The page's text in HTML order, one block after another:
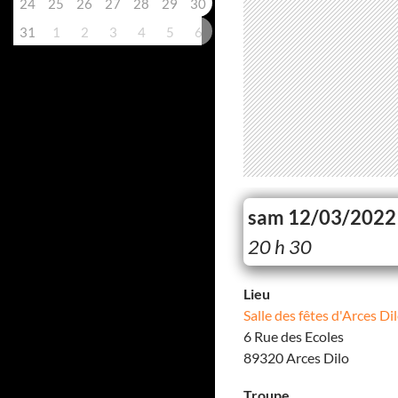
sam 12/03/2022
20 h 30
Lieu
Salle des fêtes d'Arces
6 Rue des Ecoles
89320 Arces Dilo
24 25 26 27 28 29
30
31
1 2 3 4 5 6